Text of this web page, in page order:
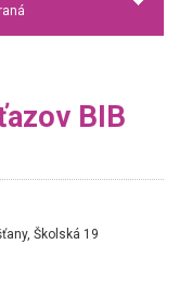
BIB
Školská 19